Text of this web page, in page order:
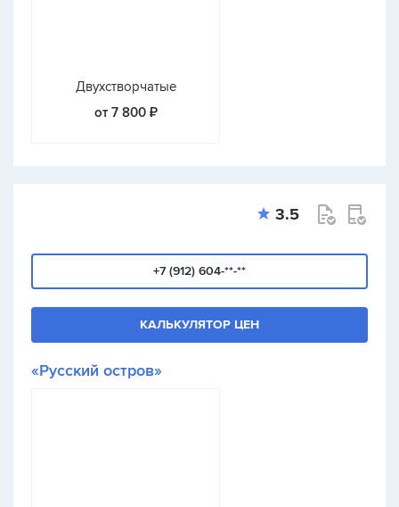
Двухстворчатые
от 7 800 ₽
3.5
+7 (912) 604-**-**
КАЛЬКУЛЯТОР ЦЕН
«Русский остров»